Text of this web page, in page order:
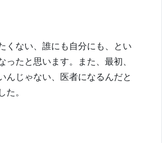
くない、誰にも自分にも、とい
たと思います。また、最初、
んじゃない、医者になるんだと
。